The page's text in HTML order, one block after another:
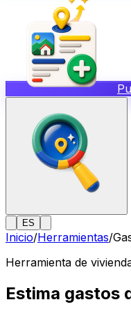
ES
Inicio/Herramientas/
Herramienta de
Estima gastos